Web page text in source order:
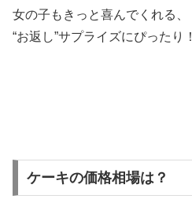
女の子もきっと喜んでくれる、
“お返し”サプライズにぴったり！
ケーキの価格相場は？